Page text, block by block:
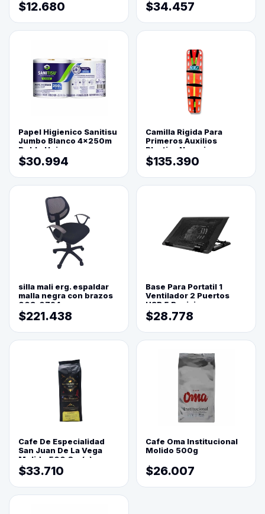
$12.680 $34.457
Papel Higienico Sanitisu
Jumbo Blanco 4x250m
Doble Hoja
$30.994
Camilla Rigida Para
Primeros Auxilios
Plastica Naranja
$135.390
silla mali erg. espaldar
malla negra con brazos
003-0794
$221.438
Base Para Portatil 1
Ventilador 2 Puertos
USB 5 Posiciones
$28.778
Cafe De Especialidad
San Juan De La Vega
Molido 500 Grs(=)
$33.710
Cafe Oma Institucional
Molido 500g
$26.007